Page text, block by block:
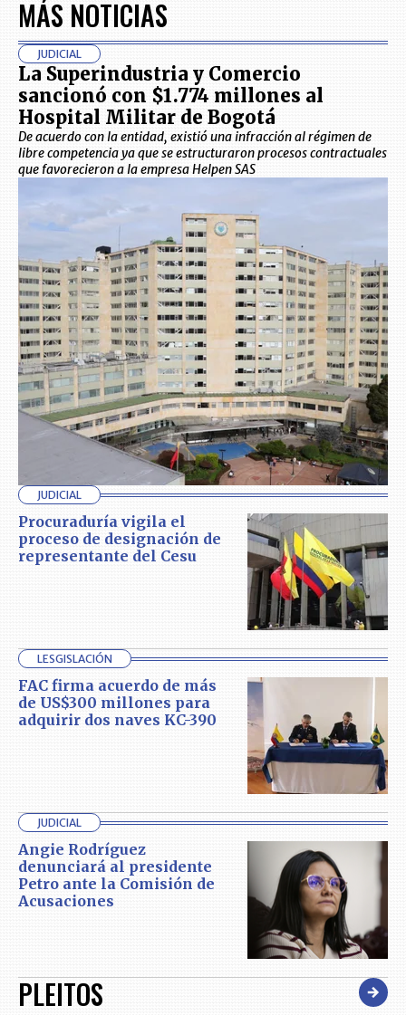
MÁS NOTICIAS
JUDICIAL
La Superindustria y Comercio
sancionó con $1.774 millones al
Hospital Militar de Bogotá
De acuerdo con la entidad, existió una infracción al régimen de
libre competencia ya que se estructuraron procesos contractuales
que favorecieron a la empresa Helpen SAS
JUDICIAL
Procuraduría vigila el
proceso de designación de
representante del Cesu
LESGISLACIÓN
FAC firma acuerdo de más
de US$300 millones para
adquirir dos naves KC-390
JUDICIAL
Angie Rodríguez
denunciará al presidente
Petro ante la Comisión de
Acusaciones
PLEITOS